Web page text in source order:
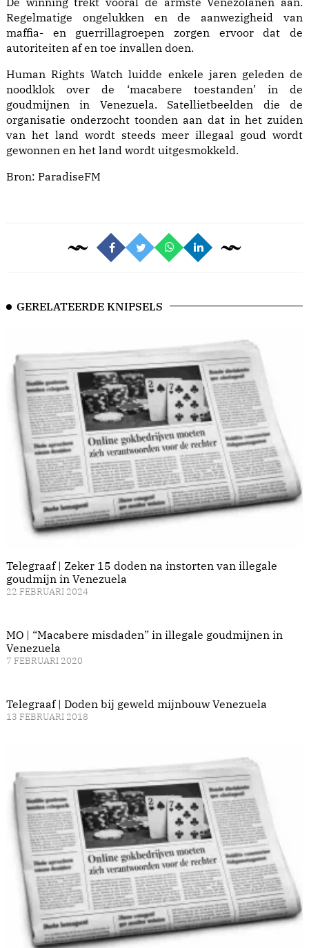
Regelmatige ongelukken en de aanwezigheid van
maffia- en guerrillagroepen zorgen ervoor dat de
autoriteiten af en toe invallen doen.
Human Rights Watch luidde enkele jaren geleden de
noodklok over de ‘macabere toestanden’ in de
goudmijnen in Venezuela. Satellietbeelden die de
organisatie onderzocht toonden aan dat in het zuiden
van het land wordt steeds meer illegaal goud wordt
gewonnen en het land wordt uitgesmokkeld.
Bron: ParadiseFM
GERELATEERDE KNIPSELS
Telegraaf | Zeker 15 doden na instorten van illegale
goudmijn in Venezuela
22 FEBRUARI 2024
MO | “Macabere misdaden” in illegale goudmijnen in
Venezuela
7 FEBRUARI 2020
Telegraaf | Doden bij geweld mijnbouw Venezuela
13 FEBRUARI 2018